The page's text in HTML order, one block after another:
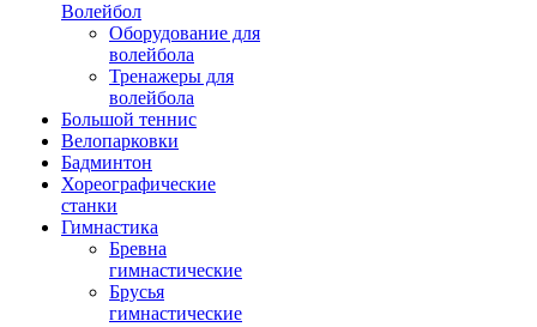
Волейбол
Оборудование для
волейбола
Тренажеры для
волейбола
Большой теннис
Велопарковки
Бадминтон
Хореографические
станки
Гимнастика
Бревна
гимнастические
Брусья
гимнастические